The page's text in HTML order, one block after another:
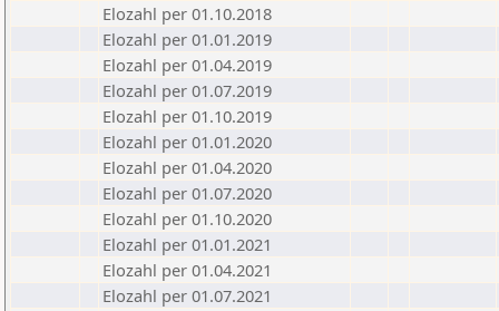
Elozahl per 01.10.2018
Elozahl per 01.01.2019
Elozahl per 01.04.2019
Elozahl per 01.07.2019
Elozahl per 01.10.2019
Elozahl per 01.01.2020
Elozahl per 01.04.2020
Elozahl per 01.07.2020
Elozahl per 01.10.2020
Elozahl per 01.01.2021
Elozahl per 01.04.2021
Elozahl per 01.07.2021